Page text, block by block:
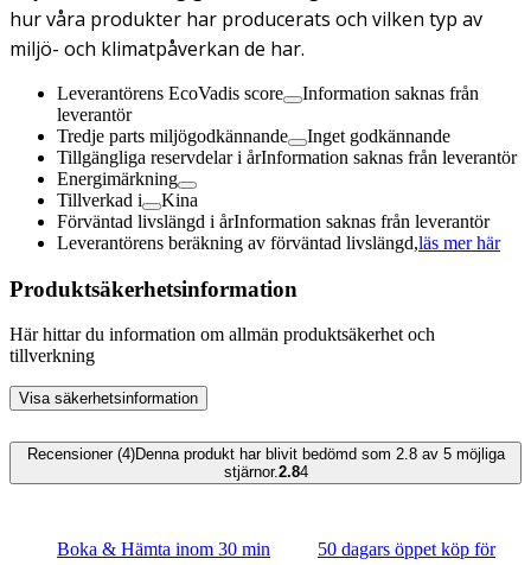
hur våra produkter har producerats och vilken typ av
miljö- och klimatpåverkan de har.
Leverantörens EcoVadis score
Information saknas från
leverantör
Tredje parts miljögodkännande
Inget godkännande
Tillgängliga reservdelar i årInformation saknas från leverantör
Energimärkning
Tillverkad i
Kina
Förväntad livslängd i årInformation saknas från leverantör
Leverantörens beräkning av förväntad livslängd,läs mer här
Produktsäkerhetsinformation
Här hittar du information om allmän produktsäkerhet och
tillverkning
Visa säkerhetsinformation
Recensioner (4)Denna produkt har blivit bedömd som 2.8 av 5 möjliga
stjärnor.2.84
Boka & Hämta inom 30 min 50 dagars öppet köp för